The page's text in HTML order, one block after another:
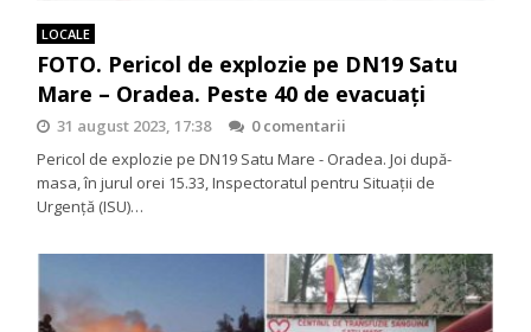
LOCALE
FOTO. Pericol de explozie pe DN19 Satu
Mare – Oradea. Peste 40 de evacuați
31 august 2023, 17:38
0 comentarii
Pericol de explozie pe DN19 Satu Mare - Oradea. Joi după-
masa, în jurul orei 15.33, Inspectoratul pentru Situații de
Urgență (ISU)…